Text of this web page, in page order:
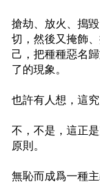
搶劫、放火、搗
切，然後又掩飾
己，把種種惡名
了的現象。
也許有人想，這究
不，不是，這正
原則。
無恥而成爲一種